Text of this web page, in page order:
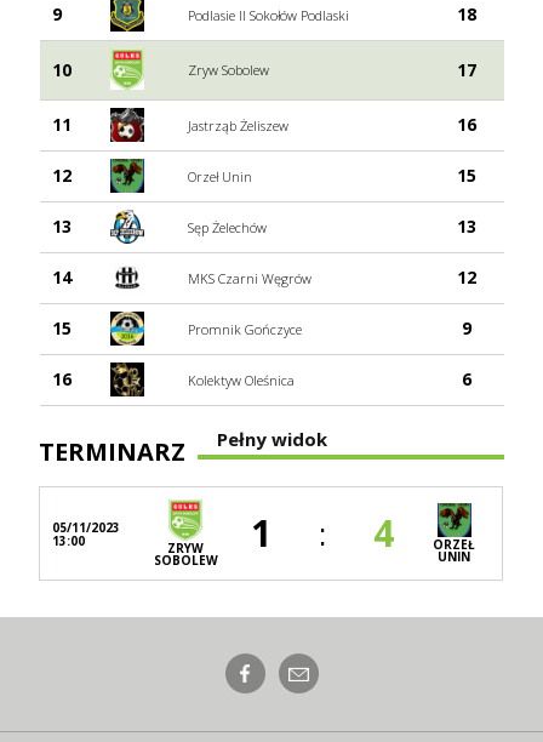
9 Podlasie II Sokołów Podlaski 18
10 Zryw Sobolew 17
11 Jastrząb Żeliszew 16
12 Orzeł Unin 15
13 Sęp Żelechów 13
14 MKS Czarni Węgrów 12
15 Promnik Gończyce 9
16 Kolektyw Oleśnica 6
Pełny widok
TERMINARZ
05/11/2023
13:00 ZRYW
SOBOLEW
1 : 4 ORZEŁ
UNIN